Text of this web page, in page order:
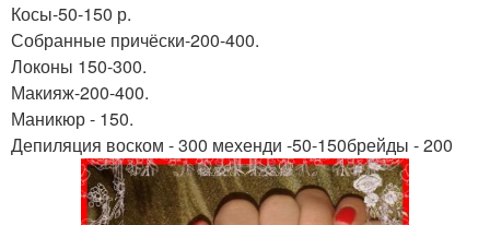
Косы-50-150 р.
Собранные причёски-200-400.
Локоны 150-300.
Макияж-200-400.
Маникюр - 150.
Депиляция воском - 300 мехенди -50-150брейды - 200